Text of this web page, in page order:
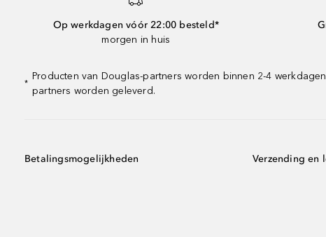
Op werkdagen vóór 22:00 besteld*
morgen in huis
*
Producten van Douglas-partners worden binnen 2-4
partners worden geleverd.
Betalingsmogelijkheden Verzending en